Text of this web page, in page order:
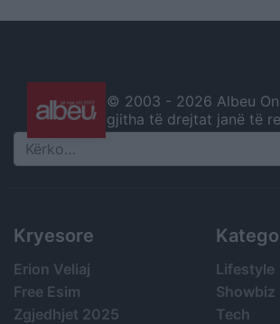
© 2003 - 2026 Albeu
gjitha të drejtat janë të
Search
Kryesore
Erion Veliaj
Free Esim
Zgjedhjet 2025
Lifestyle
Showbiz
Tech